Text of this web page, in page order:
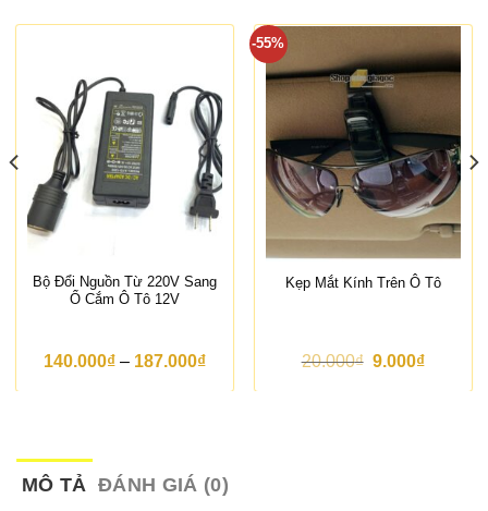
Bộ Đổi Nguồn Từ 220V Sang
Ổ Cắm Ô Tô 12V
140.000₫ – 187.000₫K
i
á
-55%
Kẹp Mắt Kính Trên Ô Tô
20.000₫ G
9.000₫G
MÔ TẢ ĐÁNH GIÁ (0)